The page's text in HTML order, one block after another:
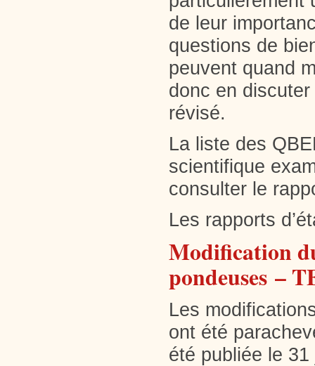
de leur
questions de
peuvent quand
donc en
révisé.
La liste des
scientifique
consulter le
Les rapports
Modification
pondeuses –
Les
ont été
été publiée le